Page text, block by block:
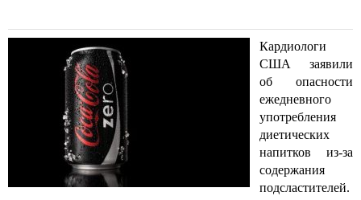
Кардиологи
США заявили
об опасности
ежедневного
употребления
диетических
напитков из-за
содержания
подсластителей.